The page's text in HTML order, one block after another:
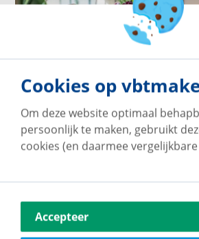
Cookies op
Om deze website optimaal
persoonlijk te maken, gebruikt
cookies (en daarmee
Accepteer